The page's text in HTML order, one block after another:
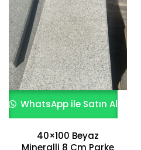
WhatsApp ile Satın Al
40×100 Beyaz
Mineralli 8 Cm Parke